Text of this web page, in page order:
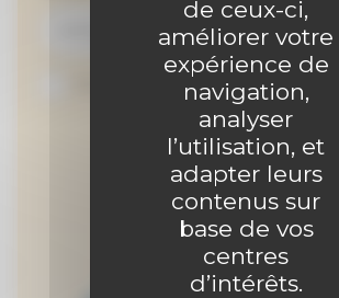
de ceux-ci,
améliorer votre
expérience de
navigation,
analyser
l’utilisation, et
adapter leurs
contenus sur
base de vos
centres
d’intérêts.
Je suis abonné au site